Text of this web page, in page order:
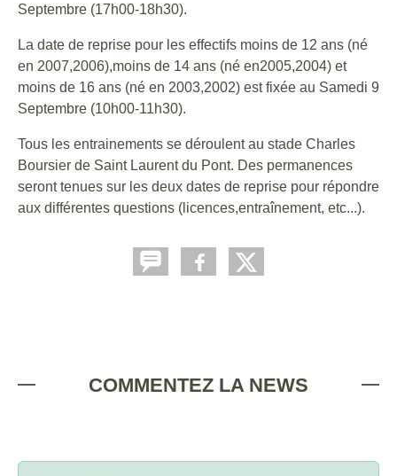
Septembre (17h00-18h30).
La date de reprise pour les effectifs moins de 12 ans (né
en 2007,2006),moins de 14 ans (né en2005,2004) et
moins de 16 ans (né en 2003,2002) est fixée au Samedi 9
Septembre (10h00-11h30).
Tous les entrainements se déroulent au stade Charles
Boursier de Saint Laurent du Pont. Des permanences
seront tenues sur les deux dates de reprise pour répondre
aux différentes questions (licences,entraînement, etc...).
COMMENTEZ LA NEWS